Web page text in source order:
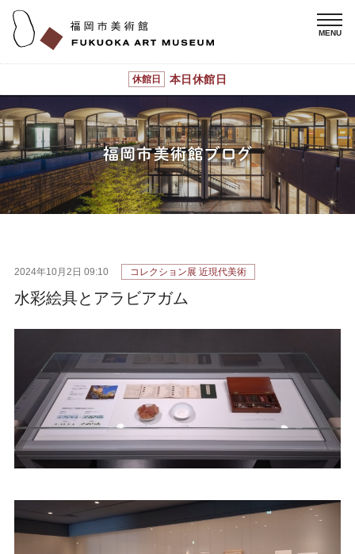
休館日 本日休館日
2024年10月2日 09:10 コレクション展 近現代美術
水彩絵具とアラビアガム